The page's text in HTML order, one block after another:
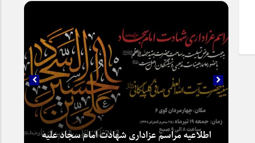
اطلاعیه مراسم عزاداری شهادت امام سجاد علیه